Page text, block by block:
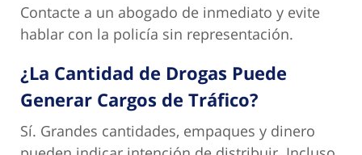
Contacte a un abogado de inmediato y evite
hablar con la policía sin representación.
¿La Cantidad de Drogas Puede
Generar Cargos de Tráfico?
Sí. Grandes cantidades, empaques y dinero